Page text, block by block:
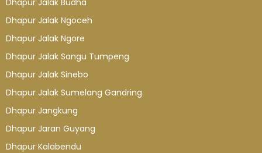
Dhapur Jalak Budha
Dhapur Jalak Ngoceh
Dhapur Jalak Ngore
Dhapur Jalak Sangu Tumpeng
Dhapur Jalak Sinebo
Dhapur Jalak Sumelang Gandring
Dhapur Jangkung
Dhapur Jaran Guyang
Dhapur Kalabendu